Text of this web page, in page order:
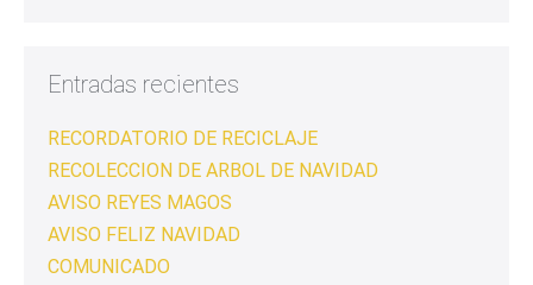
Entradas recientes
RECORDATORIO DE RECICLAJE
RECOLECCION DE ARBOL DE NAVIDAD
AVISO REYES MAGOS
AVISO FELIZ NAVIDAD
COMUNICADO